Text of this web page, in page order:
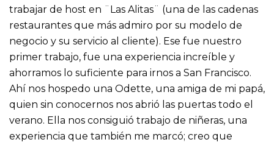
trabajar de host en ¨Las Alitas¨ (una de las cadenas
restaurantes que más admiro por su modelo de
negocio y su servicio al cliente). Ese fue nuestro
primer trabajo, fue una experiencia increíble y
ahorramos lo suficiente para irnos a San Francisco.
Ahí nos hospedo una Odette, una amiga de mi papá,
quien sin conocernos nos abrió las puertas todo el
verano. Ella nos consiguió trabajo de niñeras, una
experiencia que también me marcó; creo que